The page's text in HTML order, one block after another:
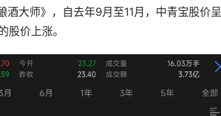
大师》，自去年9月至11月，中青宝股价呈
价上涨。